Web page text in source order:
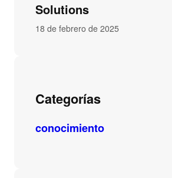
Solutions
18 de febrero de 2025
Categorías
conocimiento